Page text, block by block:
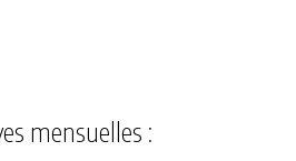
mensuelles :